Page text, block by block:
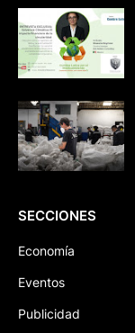
SECCIONES
Economía
Eventos
Publicidad